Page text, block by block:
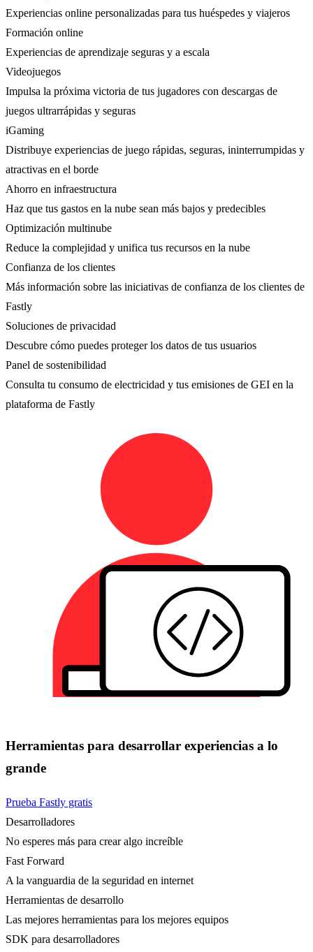
Experiencias online personalizadas para tus huéspedes y viajeros
Formación online
Experiencias de aprendizaje seguras y a escala
Videojuegos
Impulsa la próxima victoria de tus jugadores con descargas de
juegos ultrarrápidas y seguras
iGaming
Distribuye experiencias de juego rápidas, seguras, ininterrumpidas y
atractivas en el borde
Ahorro en infraestructura
Haz que tus gastos en la nube sean más bajos y predecibles
Optimización multinube
Reduce la complejidad y unifica tus recursos en la nube
Confianza de los clientes
Más información sobre las iniciativas de confianza de los clientes de
Fastly
Soluciones de privacidad
Descubre cómo puedes proteger los datos de tus usuarios
Panel de sostenibilidad
Consulta tu consumo de electricidad y tus emisiones de GEI en la
plataforma de Fastly
Herramientas para desarrollar experiencias a lo
grande
Prueba Fastly gratis
Desarrolladores
No esperes más para crear algo increíble
Fast Forward
A la vanguardia de la seguridad en internet
Herramientas de desarrollo
Las mejores herramientas para los mejores equipos
SDK para desarrolladores